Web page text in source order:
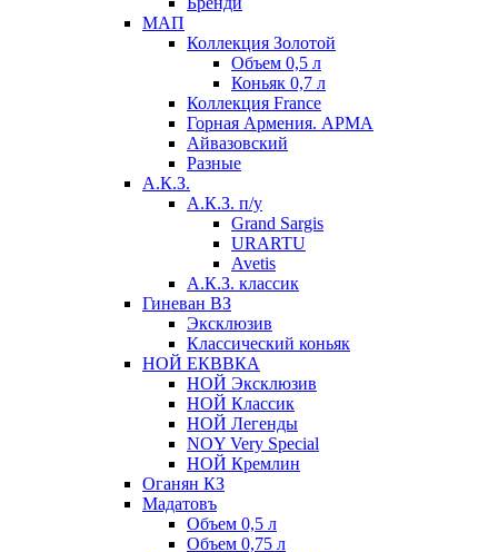
МАП
Коллекция Золотой
Объем 0,5 л
Коньяк 0,7 л
Коллекция France
Горная Армения. АРМА
Айвазовский
Разные
А.К.З.
А.К.З. п/у
Grand Sargis
URARTU
Avetis
А.К.З. классик
Гиневан ВЗ
Эксклюзив
Классический коньяк
НОЙ ЕКВВКА
НОЙ Эксклюзив
НОЙ Классик
НОЙ Легенды
NOY Very Speсial
НОЙ Кремлин
Оганян КЗ
Мадатовъ
Объем 0,5 л
Объем 0,75 л